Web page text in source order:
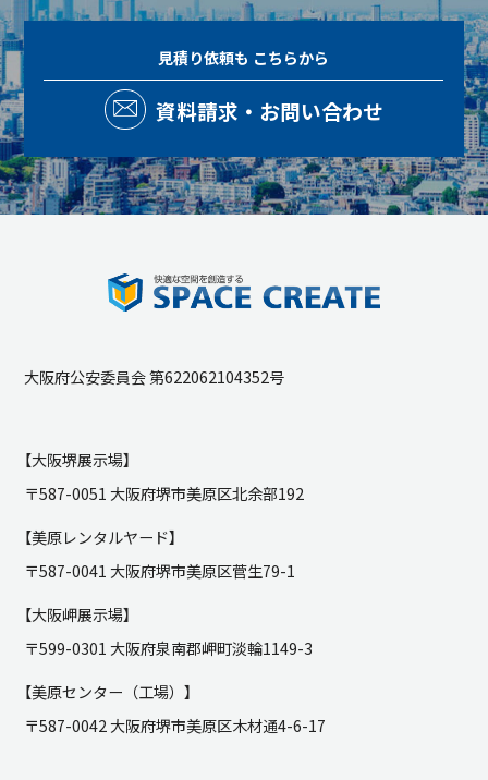
見積り依頼も こちらから
資料請求・お問い合わせ
大阪府公安委員会 第622062104352号
【大阪堺展示場】
〒587-0051 大阪府堺市美原区北余部192
【美原レンタルヤード】
〒587-0041 大阪府堺市美原区菅生79-1
【大阪岬展示場】
〒599-0301 大阪府泉南郡岬町淡輪1149-3
【美原センター（工場）】
〒587-0042 大阪府堺市美原区木材通4-6-17